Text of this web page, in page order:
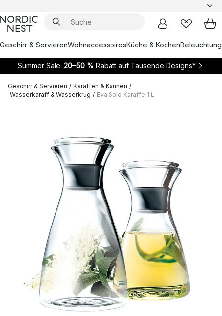
Geschirr & ServierenWohnaccessoiresKüche & KochenBeleuchtung
Summer Sale: 20–50 % Rabatt auf Tausende Designs*
Geschirr & Servieren / Karaffen & Kannen /
Wasserkaraff & Wasserkrug / Eva Solo Karaffe 1 L